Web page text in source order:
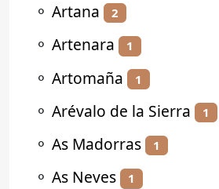
⚬ Artana 2
⚬ Artenara 1
⚬ Artomaña 1
⚬ Arévalo de la Sierra 1
⚬ As Madorras 1
⚬ As Neves 1